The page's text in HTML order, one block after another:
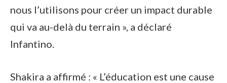
nous l’utilisons pour créer un impact durable
qui va au-delà du terrain », a déclaré
Infantino.
Shakira a affirmé : « L’éducation est une cause